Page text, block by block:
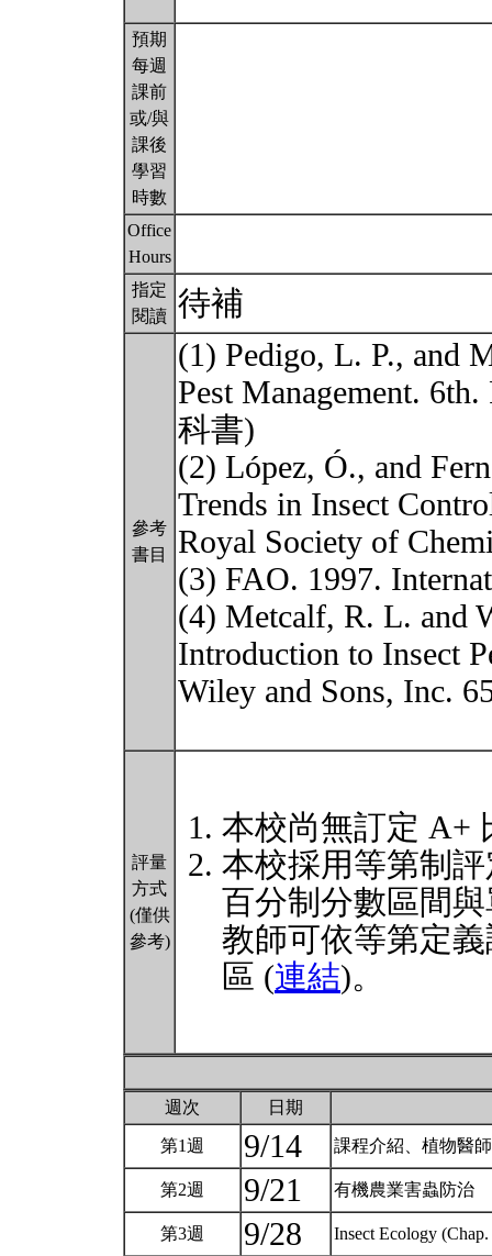
預期
每週
課前
或/與
課後
學習
時數
Office
Hours
指定
閱讀 待補
參考
書目
(1) Pedigo, L. P., and
Pest Management.
科書)
(2) López, Ó., and
Trends in Insect
Royal Society of
(3) FAO. 1997.
(4) Metcalf, R. L. and
Introduction to Insect
Wiley and Sons, Inc.
評量
方式
(僅供
參考)
本校尚無訂定 A+
本校採用等第制
百分制分數區間
教師可依等第定
區 (連結)。
週次 日期
第1週 9/14 課程介紹、植物醫
第2週 9/21 有機農業害蟲防治
第3週 9/28 Insect Ecology